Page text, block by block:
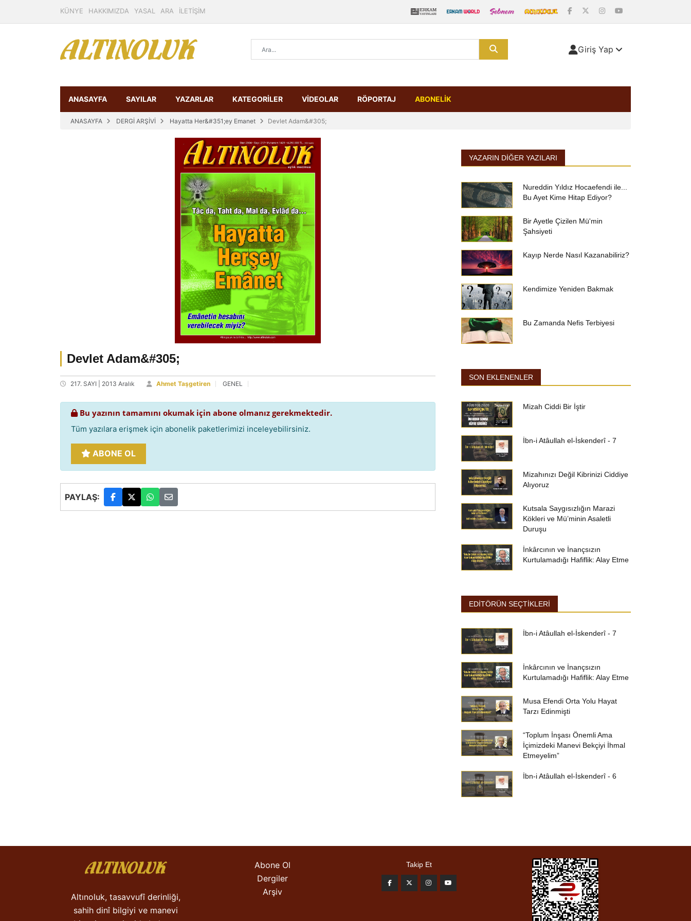
KÜNYE HAKKIMIZDA YASAL ARA İLETİŞİM
Giriş Yap
ANASAYFA SAYILAR YAZARLAR KATEGORİLER VİDEOLAR RÖPORTAJ ABONELİK
ANASAYFA DERGİ ARŞİVİ Hayatta Her&#351;ey Emanet Devlet Adam&#305;
Devlet Adam&#305;
217. SAYI | 2013 Aralık Ahmet Taşgetiren GENEL
Bu yazının tamamını okumak için abone olmanız gerekmektedir.
Tüm yazılara erişmek için abonelik paketlerimizi inceleyebilirsiniz.
ABONE OL
PAYLAŞ:
YAZARIN DIĞER YAZILARI
Nureddin Yıldız Hocaefendi ile...
Bu Ayet Kime Hitap Ediyor?
Bir Ayetle Çizilen Mü'min
Şahsiyeti
Kayıp Nerde Nasıl Kazanabiliriz?
Kendimize Yeniden Bakmak
Bu Zamanda Nefis Terbiyesi
SON EKLENENLER
Mizah Ciddi Bir İştir
İbn-i Atâullah el-İskenderî - 7
Mizahınızı Değil Kibrinizi Ciddiye
Alıyoruz
Kutsala Saygısızlığın Marazi
Kökleri ve Mü’minin Asaletli
Duruşu
İnkârcının ve İnançsızın
Kurtulamadığı Hafiflik: Alay Etme
EDİTÖRÜN SEÇTİKLERİ
İbn-i Atâullah el-İskenderî - 7
İnkârcının ve İnançsızın
Kurtulamadığı Hafiflik: Alay Etme
Musa Efendi Orta Yolu Hayat
Tarzı Edinmişti
“Toplum İnşası Önemli Ama
İçimizdeki Manevi Bekçiyi İhmal
Etmeyelim”
İbn-i Atâullah el-İskenderî - 6
Altınoluk, tasavvufî derinliği,
sahih dinî bilgiyi ve manevi
Abone Ol
Dergiler
Arşiv
Takip Et